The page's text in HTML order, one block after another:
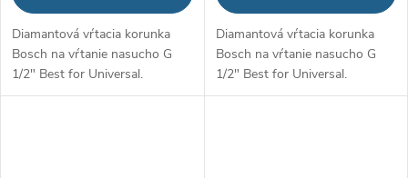
Diamantová vŕtacia korunka
Bosch na vŕtanie nasucho G
1/2" Best for Universal.
Diamantová vŕtacia korunka
Bosch na vŕtanie nasucho G
1/2" Best for Universal.